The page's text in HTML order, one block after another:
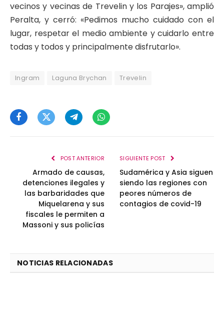
vecinos y vecinas de Trevelin y los Parajes», amplió
Peralta, y cerró: «Pedimos mucho cuidado con el
lugar, respetar el medio ambiente y cuidarlo entre
todas y todos y principalmente disfrutarlo».
Ingram Laguna Brychan Trevelin
FacebookTwitterTelegramWhatsApp
POST ANTERIOR
Armado de causas,
detenciones ilegales y
las barbaridades que
Miquelarena y sus
fiscales le permiten a
Massoni y sus policías
SIGUIENTE POST
Sudamérica y Asia siguen
siendo las regiones con
peores números de
contagios de covid-19
NOTICIAS RELACIONADAS